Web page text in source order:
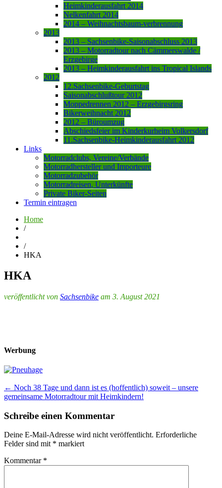
Heimkinderausfahrt 2014
Nelkenfahrt 2014
2014 – Weihnachtsbaum-verbrennung
2013
2013 – Sachsenbike-Saisonabschluss 2013
2013 – Motorradtour nach Cämmerswalde /
Erzgebirge
2013 – Heimkinderausfahrt ins Tropical Islands
2012
12.Sachsenbike-Geburtstag
Saisonabschlußtour 2012
Moppedrennen 2012 – Erzgebirgsring
Bikerweihnacht 2012
2012 – Büroumzug
Abschiedsfeier im Kinderkurheim Volkersdorf
11.Sachsenbike-Heimkinderausfahrt 2012
Links
Motorradclubs, Vereine/Verbände
Motorradhersteller und Importeure
Motorradzubehör
Motorradreisen, Unterkünfte
Private Biker-Seiten
Termin eintragen
Home
/
/
HKA
HKA
veröffentlicht von Sachsenbike am 3. August 2021
Werbung
Post
navigation
← Noch 38 Tage und dann ist es (hoffentlich) soweit – unsere
gemeinsame Motorradtour mit Heimkindern!
Schreibe einen Kommentar
Deine E-Mail-Adresse wird nicht veröffentlicht. Erforderliche
Felder sind mit * markiert
Kommentar *